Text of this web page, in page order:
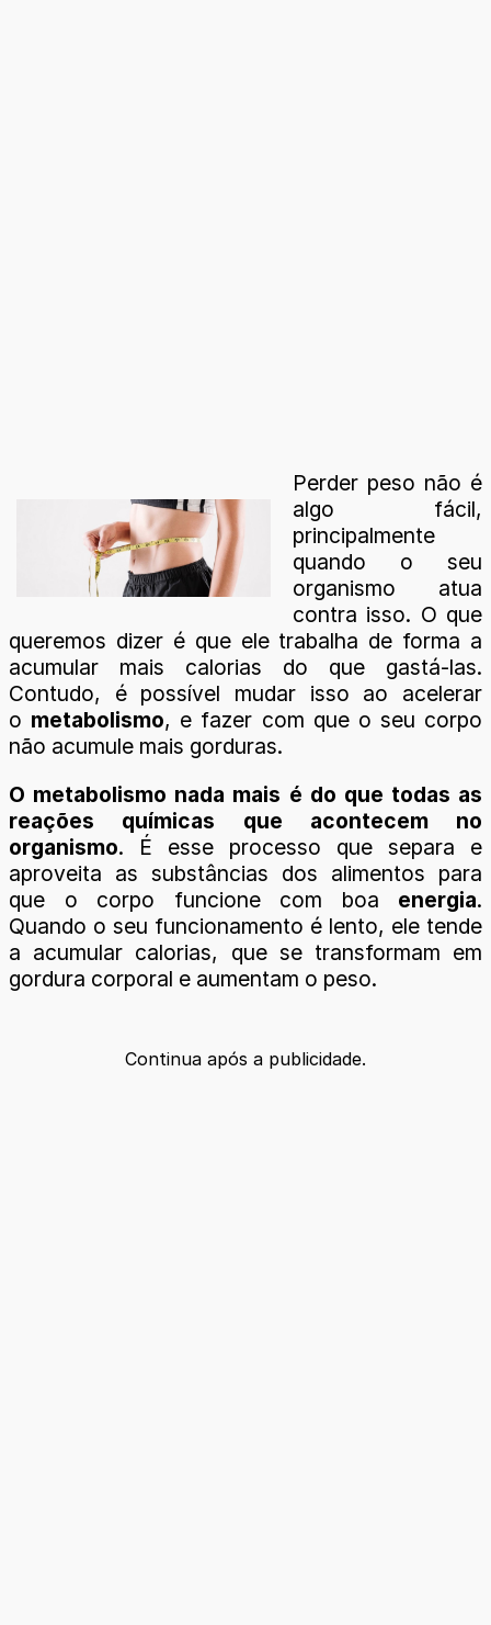
Perder peso não é
algo fácil,
principalmente
quando o seu
organismo atua
contra isso. O que
queremos dizer é que ele trabalha de forma a
acumular mais calorias do que gastá-las.
Contudo, é possível mudar isso ao acelerar
o metabolismo, e fazer com que o seu corpo
não acumule mais gorduras.
O metabolismo nada mais é do que todas as
reações químicas que acontecem no
organismo. É esse processo que separa e
aproveita as substâncias dos alimentos para
que o corpo funcione com boa energia.
Quando o seu funcionamento é lento, ele tende
a acumular calorias, que se transformam em
gordura corporal e aumentam o peso.
Continua após a publicidade.